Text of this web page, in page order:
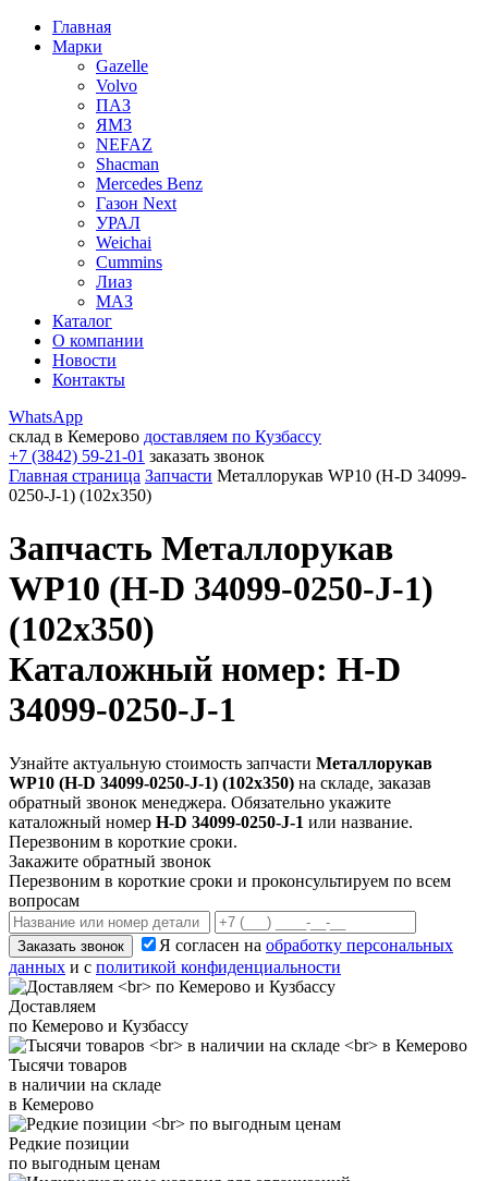
Главная
Марки
Gazelle
Volvo
ПАЗ
ЯМЗ
NEFAZ
Shacman
Mercedes Benz
Газон Next
УРАЛ
Weichai
Cummins
Лиаз
МАЗ
Каталог
О компании
Новости
Контакты
WhatsApp
склад в Кемерово доставляем по Кузбассу
+7 (3842) 59-21-01 заказать звонок
Главная страница Запчасти Металлорукав WP10 (H-D 34099-
0250-J-1) (102х350)
Запчасть Металлорукав
WP10 (H-D 34099-0250-J-1)
(102х350)
Каталожный номер: H-D
34099-0250-J-1
Узнайте актуальную стоимость запчасти Металлорукав
WP10 (H-D 34099-0250-J-1) (102х350) на складе, заказав
обратный звонок менеджера. Обязательно укажите
каталожный номер H-D 34099-0250-J-1 или название.
Перезвоним в короткие сроки.
Закажите обратный звонок
Перезвоним в короткие сроки и проконсультируем по всем
вопросам
Заказать звонок Я согласен на обработку персональных
данных и с политикой конфиденциальности
Доставляем
по Кемерово и Кузбассу
Тысячи товаров
в наличии на складе
в Кемерово
Редкие позиции
по выгодным ценам